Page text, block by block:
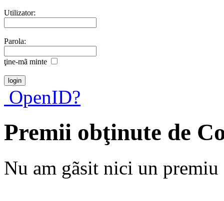
Utilizator:
Parola:
ţine-mã minte
OpenID?
Premii obţinute de
Nu am gãsit nici un premiu